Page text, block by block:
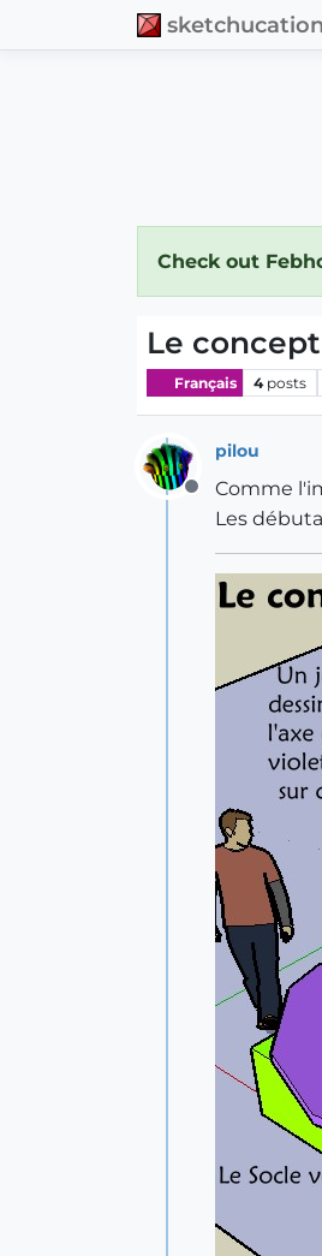
sketchucation
Check out
Le
Français 4 posts
Offline
pilou
Comme
Les